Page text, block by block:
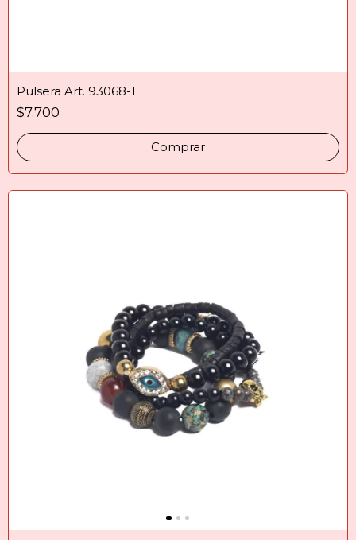
Pulsera Art. 93068-1
$7.700
Comprar